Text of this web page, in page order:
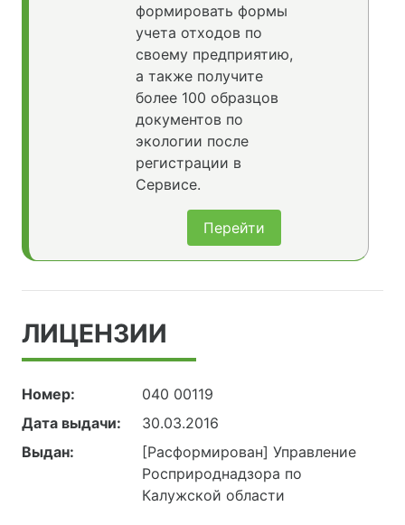
формировать формы
учета отходов по
своему предприятию,
а также получите
более 100 образцов
документов по
экологии после
регистрации в
Сервисе.
Перейти
ЛИЦЕНЗИИ
Номер:
040 00119
Дата выдачи:
30.03.2016
Выдан:
[Расформирован] Управление
Росприроднадзора по
Калужской области